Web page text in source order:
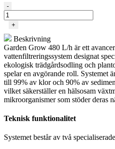
Garden
Grow
480
-
+
Beskrivning
Garden Grow 480 L/h är ett
vattenfiltreringssystem designat
ekologisk trädgårdsodling och
spelar en avgörande roll. Systemet
till 99% av klor och 90% av
vilket säkerställer en hälsosam
mikroorganismer som stöder deras
Teknisk funktionalitet
Systemet består av två